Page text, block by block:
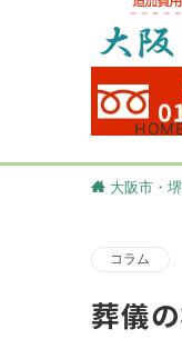
大阪市・
コラム
葬儀